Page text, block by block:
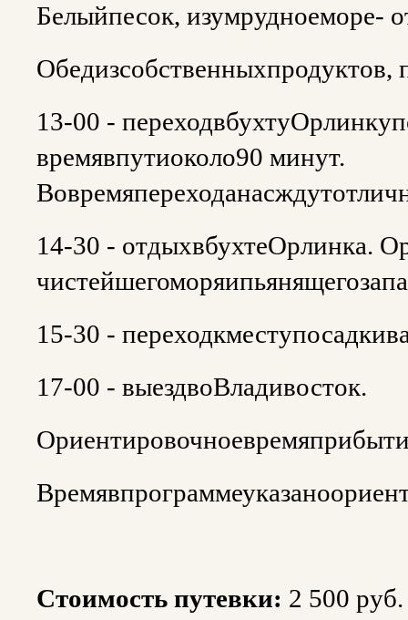
Белыйпесок, изумрудноеморе-
Обедизсобственныхпродуктов,
13-00 -
времявпутиоколо90 минут.
14-30 - отдыхвбухтеОрлинка.
15-30 -
17-00 - выездвоВладивосток.
Стоимость путевки: 2 500 руб.